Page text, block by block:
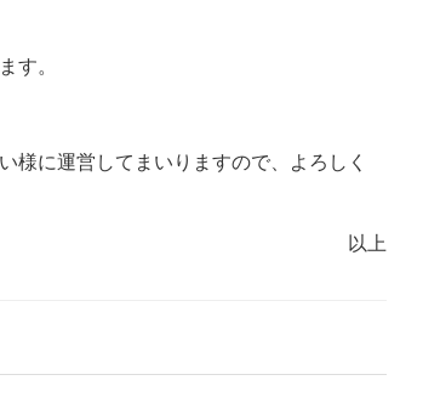
す。
様に運営してまいりますので、よろしく
以上